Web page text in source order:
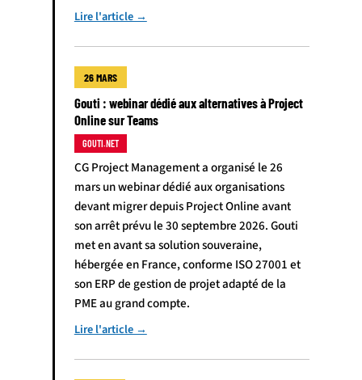
Lire l'article →
26 MARS
Gouti : webinar dédié aux alternatives à Project
Online sur Teams
GOUTI.NET
CG Project Management a organisé le 26
mars un webinar dédié aux organisations
devant migrer depuis Project Online avant
son arrêt prévu le 30 septembre 2026. Gouti
met en avant sa solution souveraine,
hébergée en France, conforme ISO 27001 et
son ERP de gestion de projet adapté de la
PME au grand compte.
Lire l'article →